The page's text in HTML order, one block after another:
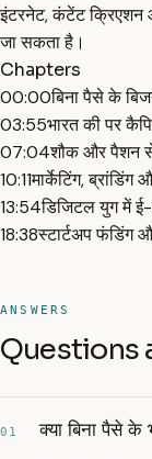
इंटरनेट, कंटेंट
जा सकता है।
Chapters
00:00बिना पैसे के
03:55भारत की पर
07:04शौक और पैशन
10:11मार्केटिंग,
13:54डिजिटल युग में
18:38स्टार्टअप फंडिंग
ANSWERS
Questions
01 क्या बिना पैसे